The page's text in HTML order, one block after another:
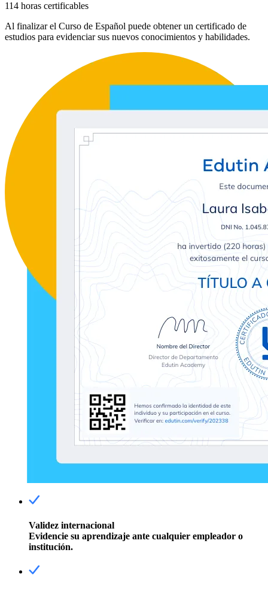
114 horas certificables
Al finalizar el Curso de Español puede obtener un certificado de
estudios para evidenciar sus nuevos conocimientos y habilidades.
Validez internacional
Evidencie su aprendizaje ante cualquier empleador o
institución.